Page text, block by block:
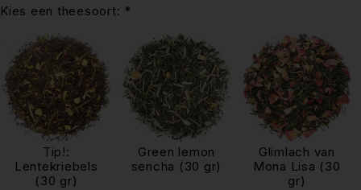
Kies een theesoort: *
Tip!:
Lentekriebels
(30 gr)
Green lemon
sencha (30 gr)
Glimlach van
Mona Lisa (30
gr)